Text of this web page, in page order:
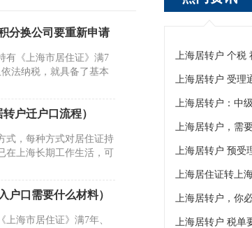
分换公司要重新申请
有《上海市居住证》满7
法纳税，就具备了基本
户迁户口流程）
式，每种方式对居住证持
在上海长期工作生活，可
户口需要什么材料）
海市居住证》满7年、
上海居转户：中
上海居转户，需
上海居转户，你
上海居转户 税单